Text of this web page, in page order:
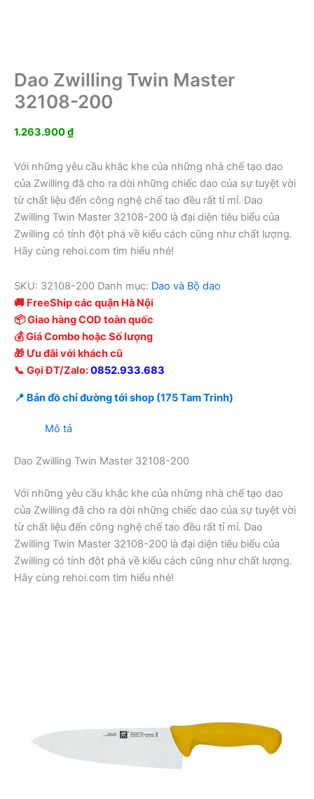
Dao Zwilling Twin Master
32108-200
1.263.900₫
Với những yêu cầu khắc khe của những nhà chế tạo dao
của Zwilling đã cho ra dời những chiếc dao của sự tuyệt vời
từ chất liệu đến công nghệ chế tao đều rất tỉ mỉ. Dao
Zwilling Twin Master 32108-200 là đại diện tiêu biểu của
Zwilling có tính đột phá về kiểu cách cũng như chất lượng.
Hãy cùng rehoi.com tìm hiểu nhé!
SKU: 32108-200 Danh mục: Dao và Bộ dao
🚚 FreeShip các quận Hà Nội
📦 Giao hàng COD toàn quốc
💰 Giá Combo hoặc Số lượng
🎁 Ưu đãi với khách cũ
📞 Gọi ĐT/Zalo:0852.933.683
📍 Bản đồ chỉ đường tới shop (175 Tam Trinh)
Mô tả
Dao Zwilling Twin Master 32108-200
Với những yêu cầu khắc khe của những nhà chế tạo dao
của Zwilling đã cho ra dời những chiếc dao của sự tuyệt vời
từ chất liệu đến công nghệ chế tao đều rất tỉ mỉ. Dao
Zwilling Twin Master 32108-200 là đại diện tiêu biểu của
Zwilling có tính đột phá về kiểu cách cũng như chất lượng.
Hãy cùng rehoi.com tìm hiểu nhé!